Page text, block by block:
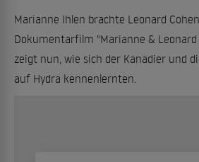
Marianne Ihlen brachte Leonard
Dokumentarfilm "Marianne & Leonard
zeigt nun, wie sich der Kanadier und
auf Hydra kennenlernten.